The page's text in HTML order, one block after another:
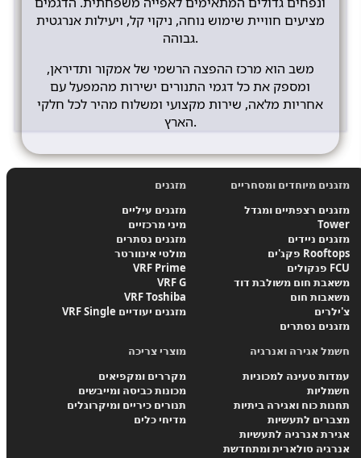
מציעים חוויית שימוש נוחה, ניקוי קל, ויעילות אנרגטית
גבוהה.
משב הוא מרכז ההפצה הרשמי של אמקור ותדיראן,
ומספק את כל דגמי התנורים ישירות מהמפעל עם
אחריות מלאה, שירות מקצועי ומשלוח מהיר לכל חלקי
הארץ.
מזגנים
מזגנים עיליים
מיני מרכזיים
מזגנים נסתרים
מולטי אינוורטר
VRF Prime
VRF G
VRF Toshiba
VRF Single מזגנים יעודיים
מזגנים מיוחדים ומסחריים
מזגנים רצפתיים ומגדל
Tower
מזגנים ניידים
פקג'ים Rooftops
פנקולים FCU
משאבת חום משולבת דוד
משאבות חום
צ'ילרים
מזגנים נסתרים
מוצרי צריכה
מקררים ומקפיאים
מכונות כביסה ומייבשים
תנורים כיריים ומיקרוגלים
מדיחי כלים
חשמל אגירה ואנרגיה
עמדות טעינה למכוניות
חשמליות
תחנות כוח ואגירה ביתיות
מצברים לתעשיות
אגירת אנרגיה לתעשיות
אנרגיה סולארית ומתחדשת